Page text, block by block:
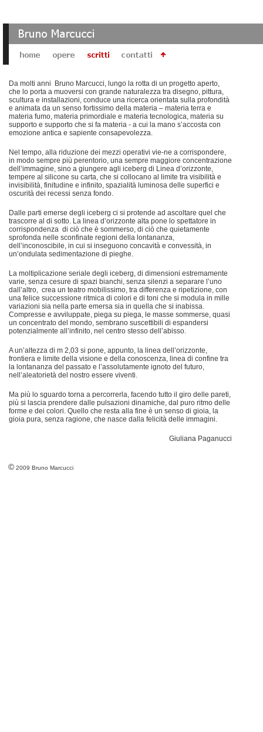
Da molti anni Bruno Marcucci, lungo la rotta di un progetto aperto,
che lo porta a muoversi con grande naturalezza tra disegno, pittura,
scultura e installazioni, conduce una ricerca orientata sulla profondità
e animata da un senso fortissimo della materia – materia terra e
materia fumo, materia primordiale e materia tecnologica, materia su
supporto e supporto che si fa materia - a cui la mano s’accosta con
emozione antica e sapiente consapevolezza.
Nel tempo, alla riduzione dei mezzi operativi vie-ne a corrispondere,
in modo sempre più perentorio, una sempre maggiore concentrazione
dell’immagine, sino a giungere agli iceberg di Linea d’orizzonte,
tempere al silicone su carta, che si collocano al limite tra visibilità e
invisibilità, finitudine e infinito, spazialità luminosa delle superfici e
oscurità dei recessi senza fondo.
Dalle parti emerse degli iceberg ci si protende ad ascoltare quel che
trascorre al di sotto. La linea d’orizzonte alta pone lo spettatore in
corrispondenza di ciò che è sommerso, di ciò che quietamente
sprofonda nelle sconfinate regioni della lontananza,
dell’inconoscibile, in cui si inseguono concavità e convessità, in
un’ondulata sedimentazione di pieghe.
La moltiplicazione seriale degli iceberg, di dimensioni estremamente
varie, senza cesure di spazi bianchi, senza silenzi a separare l’uno
dall’altro, crea un teatro mobilissimo, tra differenza e ripetizione, con
una felice successione ritmica di colori e di toni che si modula in mille
variazioni sia nella parte emersa sia in quella che si inabissa.
Compresse e avviluppate, piega su piega, le masse sommerse, quasi
un concentrato del mondo, sembrano suscettibili di espandersi
potenzialmente all’infinito, nel centro stesso dell’abisso.
A un’altezza di m 2,03 si pone, appunto, la linea dell’orizzonte,
frontiera e limite della visione e della conoscenza, linea di confine tra
la lontananza del passato e l’assolutamente ignoto del futuro,
nell’aleatorietà del nostro essere viventi.
Ma più lo sguardo torna a percorrerla, facendo tutto il giro delle pareti,
più si lascia prendere dalle pulsazioni dinamiche, dal puro ritmo delle
forme e dei colori. Quello che resta alla fine è un senso di gioia, la
gioia pura, senza ragione, che nasce dalla felicità delle immagini.
Giuliana Paganucci
© 2009 Bruno Marcucci